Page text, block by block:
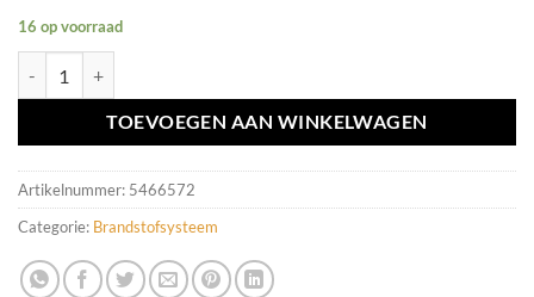
16 op voorraad
TOEVOEGEN AAN WINKELWAGEN
Artikelnummer: 5466572
Categorie: Brandstofsysteem